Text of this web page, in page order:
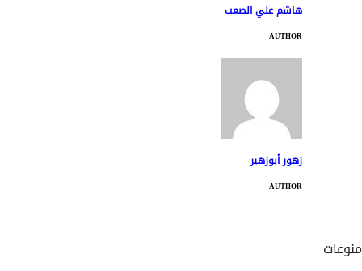
هاشم علي الصعب
AUTHOR
زهور أبوزهير
AUTHOR
منوعات